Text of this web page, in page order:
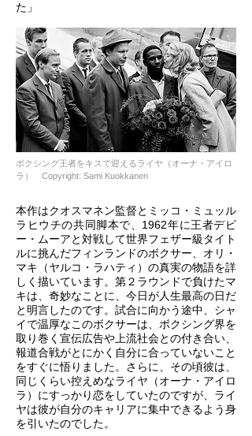
た」
ボクシング王者をキスで迎えるライヤ（オーナ・アイロ
ラ） Copyright: Sami Kuokkanen
本作はクオスマネン監督とミッコ・ミュッル
ラヒウチの共同脚本で、1962年に王者デビ
ー・ムーアと対戦して世界フェザー級タイト
ルに挑んだフィンランドのボクサー、オリ・
マキ（ヤルコ・ラハティ）の真実の物語を詳
しく描いています。第２ラウンドで負けたマ
キは、奇妙なことに、今日が人生最高の日だ
と明言したのです。試合に向かう途中、シャ
イで温厚なこのボクサーは、ボクシング界を
取り巻く宣伝広告や上流社会との付き合い、
報道合戦がとにかく自分に合っていないこと
をすぐに悟りました。さらに、その頃彼は、
同じくらい控えめなライヤ（オーナ・アイロ
ラ）にすっかり恋をしていたのですが、ライ
ヤは彼が自分のキャリアに集中できるよう身
を引いたのでした。